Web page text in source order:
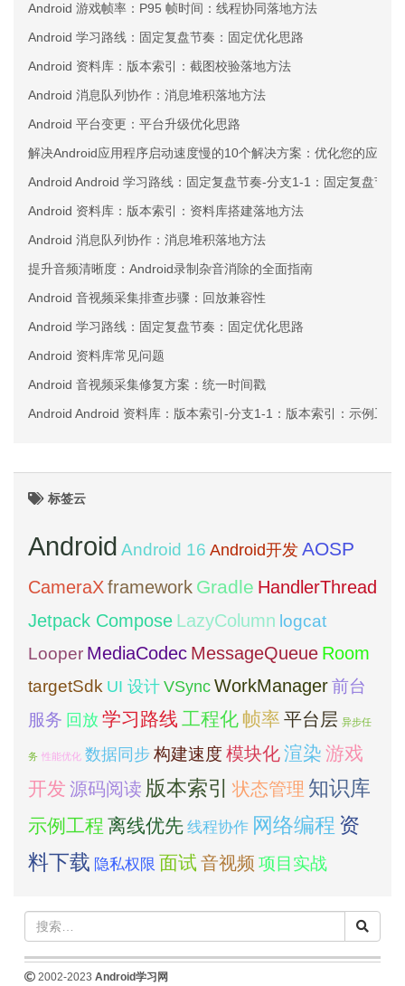
Android 游戏帧率：P95 帧时间：线程协同落地方法
Android 学习路线：固定复盘节奏：固定优化思路
Android 资料库：版本索引：截图校验落地方法
Android 消息队列协作：消息堆积落地方法
Android 平台变更：平台升级优化思路
解决Android应用程序启动速度慢的10个解决方案：优化您的应用
Android Android 学习路线：固定复盘节奏-分支1-1：固定复盘节奏
Android 资料库：版本索引：资料库搭建落地方法
Android 消息队列协作：消息堆积落地方法
提升音频清晰度：Android录制杂音消除的全面指南
Android 音视频采集排查步骤：回放兼容性
Android 学习路线：固定复盘节奏：固定优化思路
Android 资料库常见问题
Android 音视频采集修复方案：统一时间戳
Android Android 资料库：版本索引-分支1-1：版本索引：示例工程
标签云
Android Android 16 Android开发 AOSP
CameraXframework Gradle HandlerThread
Jetpack Compose LazyColumn logcat
Looper MediaCodec MessageQueue Room
targetSdk UI 设计 VSyncWorkManager前台
服务 回放 学习路线 工程化帧率 平台层 异步任
务 性能优化 数据同步 构建速度 模块化渲染 游戏
开发 源码阅读 版本索引 状态管理 知识库
示例工程 离线优先 线程协作 网络编程 资
料下载 隐私权限 面试 音视频 项目实战
2002-2023 Android学习网